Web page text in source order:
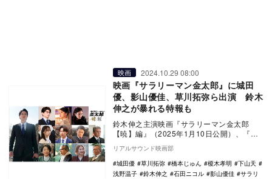
映画 2024.10.29 08:00
映画『サラリーマン金太郎』に城田
優、影山優佳、草川拓弥ら出演 鈴木
伸之が暴れる特報も
鈴木伸之主演映画『サラリーマン金太郎
【暁】編』（2025年1月10日公開）、『サ
ラリーマン金太郎【魁】編』（2025年2月7
日）…
リアルサウンド映画部
城田優
草川拓弥 橋本じゅん 榎木孝明
下山天
浅野温子
鈴木伸之 石田ニコル 影山優佳
サラリ